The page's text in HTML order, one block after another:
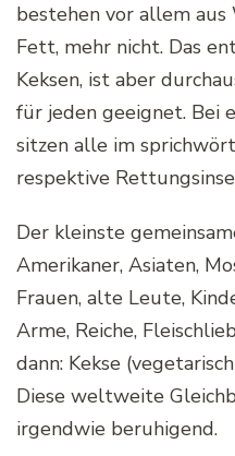
bestehen vor allem aus
Fett, mehr nicht. Das
Keksen, ist aber
für jeden geeignet. Bei
sitzen alle im
respektive
Der kleinste
Amerikaner, Asiaten,
Frauen, alte Leute,
Arme, Reiche,
dann: Kekse
Diese weltweite
irgendwie beruhigend.